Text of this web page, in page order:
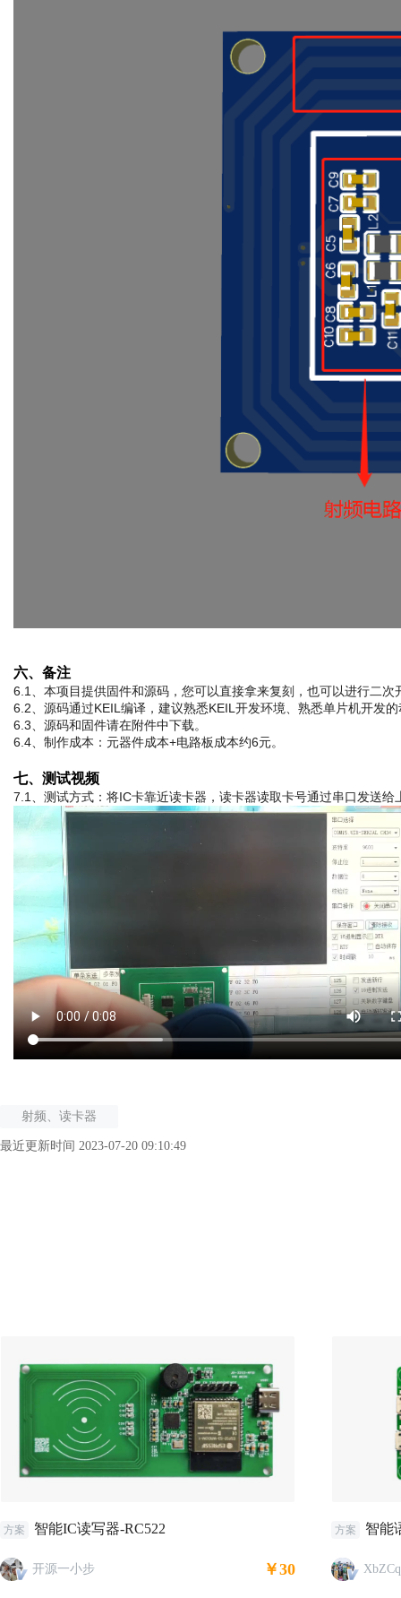
六、备注
6.1、本项目提供固件和源码，您可以直接拿来复刻，也可以进行二次
6.2、源码通过KEIL编译，建议熟悉KEIL开发环境、熟悉单片机开发
6.3、源码和固件请在附件中下载。
6.4、制作成本：元器件成本+电路板成本约6元。
七、测试视频
7.1、测试方式：将IC卡靠近读卡器，读卡器读取卡号通过串口发送给
射频、读卡器
最近更新时间 2023-07-20 09:10:49
方案 智能IC读写器-RC522
开源一小步 ￥30
方案 智能